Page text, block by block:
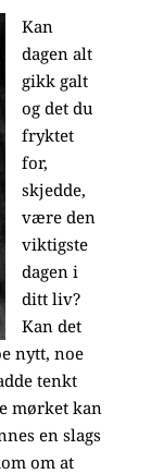
Kan
dagen alt
gikk galt
og det du
fryktet
for,
skjedde,
være den
viktigste
dagen i
ditt liv?
Kan det
nytt, noe
tenkt
mørket kan
en slags
om at